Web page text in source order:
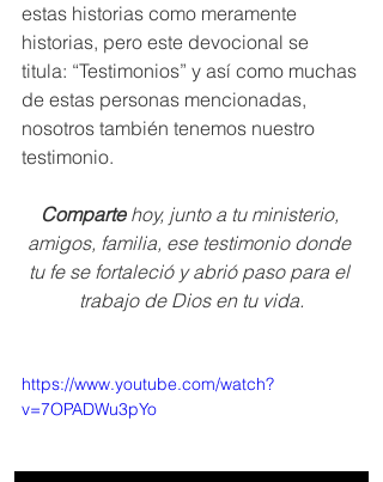
estas historias como meramente
historias, pero este devocional se
titula: “Testimonios” y así como muchas
de estas personas mencionadas,
nosotros también tenemos nuestro
testimonio.
Comparte hoy, junto a tu ministerio,
amigos, familia, ese testimonio donde
tu fe se fortaleció y abrió paso para el
trabajo de Dios en tu vida.
https://www.youtube.com/watch?
v=7OPADWu3pYo